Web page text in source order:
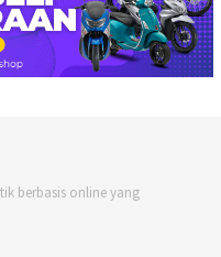
berbasis online yang